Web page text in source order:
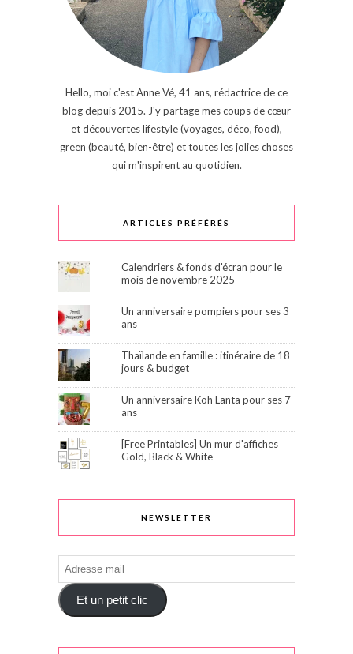
Hello, moi c'est Anne Vé, 41 ans, rédactrice de ce
blog depuis 2015. J'y partage mes coups de cœur
et découvertes lifestyle (voyages, déco, food),
green (beauté, bien-être) et toutes les jolies choses
qui m'inspirent au quotidien.
ARTICLES PRÉFÉRÉS
Calendriers & fonds d'écran pour le
mois de novembre 2025
Un anniversaire pompiers pour ses 3
ans
Thaïlande en famille : itinéraire de 18
jours & budget
Un anniversaire Koh Lanta pour ses 7
ans
[Free Printables] Un mur d'affiches
Gold, Black & White
NEWSLETTER
Adresse
mail
Et un petit clic